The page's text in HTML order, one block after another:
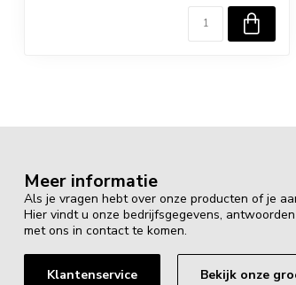
Meer informatie
Als je vragen hebt over onze producten of je
Hier vindt u onze bedrijfsgegevens,
met ons in contact te komen.
Klantenservice Bekijk onze